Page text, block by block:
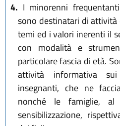
4. I minorenni
sono destinatari di attività
temi ed i valori inerenti il
con modalità e
particolare fascia di età.
attività informativa
insegnanti, che ne
nonché le famiglie,
sensibilizzazione,